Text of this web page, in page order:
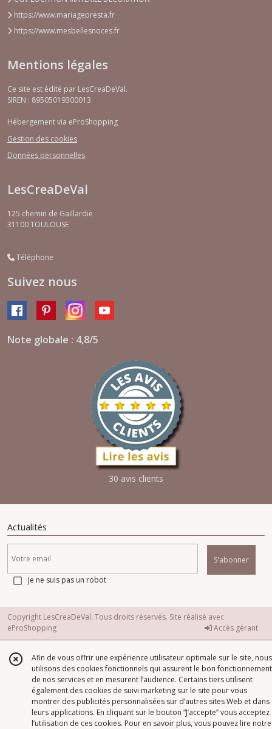
https://www.mariagepresta.fr
https://www.mesbellesnoces.fr
Mentions légales
Ce site est édité par LesCreaDeVal.
SIREN : 89505019300013
Hébergement via eProShopping
Gestion des cookies
Données personnelles
LesCreaDeVal
125 chemin de Gaillardie
31100TOULOUSE
Téléphone
Suivez nous
Note globale : 4,8/5
30 avis clients
Actualités
S'abonner
Je ne suis pas un robot
Copyright LesCreaDeVal. Tous droits réservés. Site réalisé avec
eProShopping
Accès gérant
Afin de vous offrir une expérience utilisateur optimale sur le site, nous
utilisons des cookies fonctionnels qui assurent le bon fonctionnement
de nos services et en mesurent l’audience. Certains tiers utilisent
également des cookies de suivi marketing sur le site pour vous
montrer des publicités personnalisées sur d’autres sites Web et dans
leurs applications. En cliquant sur le bouton “J’accepte” vous acceptez
l’utilisation de ces cookies. Pour en savoir plus, vous pouvez lire notre